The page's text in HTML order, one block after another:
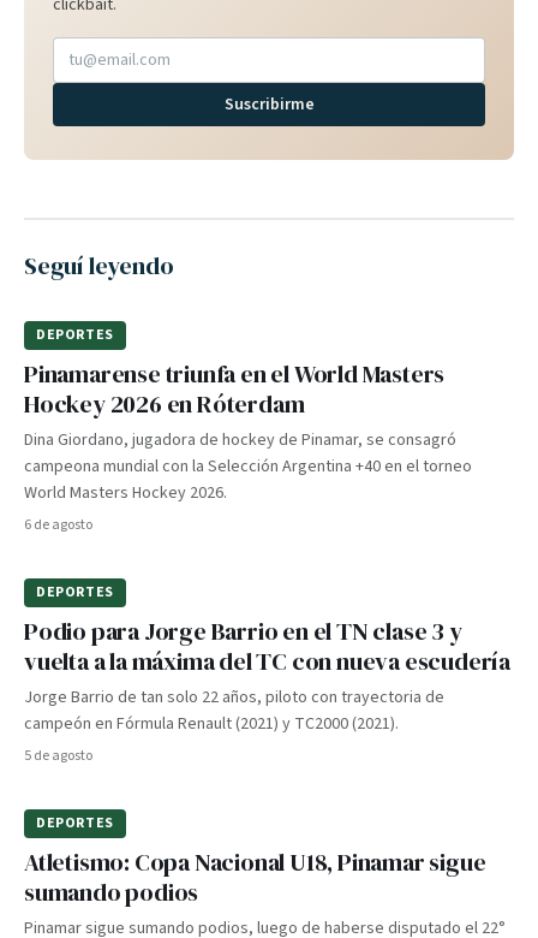
clickbait.
Suscribirme
Seguí leyendo
DEPORTES
Pinamarense triunfa en el World Masters
Hockey 2026 en Róterdam
Dina Giordano, jugadora de hockey de Pinamar, se consagró
campeona mundial con la Selección Argentina +40 en el torneo
World Masters Hockey 2026.
6 de agosto
DEPORTES
Podio para Jorge Barrio en el TN clase 3 y
vuelta a la máxima del TC con nueva escudería
Jorge Barrio de tan solo 22 años, piloto con trayectoria de
campeón en Fórmula Renault (2021) y TC2000 (2021).
5 de agosto
DEPORTES
Atletismo: Copa Nacional U18, Pinamar sigue
sumando podios
Pinamar sigue sumando podios, luego de haberse disputado el 22°